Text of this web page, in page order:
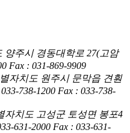
양주시 경동대학로 27(고암
Fax : 031-869-9909
자치도 원주시 문막읍 견훤
738-1200 Fax : 033-738-
자치도 고성군 토성면 봉포4
631-2000 Fax : 033-631-